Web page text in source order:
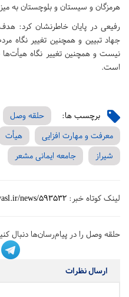
هرمزگان و سیستان و بلوچستان به میزبانی کرمان از ۱۲
رفیعی در پایان خاطرنشان کرد: هدف
جهاد تبیین و همچنین تغییر نگاه
است.
برچسب ها: حلقه وصل
معرفت و مهارت افزایی
هیأت
شیراز
جامعه ایمانی مشعر
لینک کوتاه خبر: news/593532
حلقه وصل را در پیام‌رسان‌ها دنبال
ارسال نظرات